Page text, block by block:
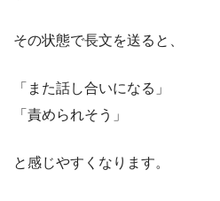
その状態で長文を送ると、
「また話し合いになる」
「責められそう」
と感じやすくなります。